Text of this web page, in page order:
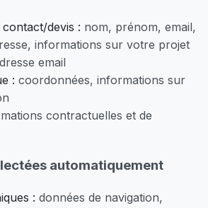
devis : nom, prénom, email,
informations sur votre projet
email
: coordonnées, informations sur
contractuelles et de
automatiquement
: données de navigation,